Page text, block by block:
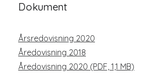
Dokument
Årsredovisning 2020
Åredovisning 2018
Åredovisning 2020 (PDF, 1,1 MB)